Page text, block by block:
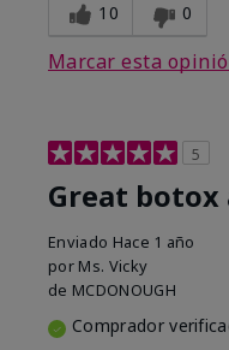
10 0
Marcar esta
5
Great
Enviado Hace 1 año
por Ms. Vicky
de MCDONOUGH
Comprador